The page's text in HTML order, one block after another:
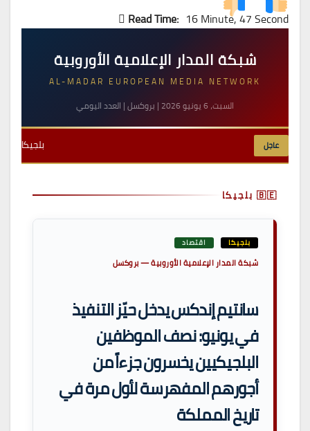
Read Time: 16 Minute, 47 Second
شبكة المدار الإعلامية الأوروبية
AL-MADAR EUROPEAN MEDIA NETWORK
السبت، 6 يونيو 2026 | بروكسل | العدد اليومي
عاجل
🇧🇪 بلجيكا
بلجيكا اقتصاد
شبكة المدار الإعلامية الأوروبية — بروكسل
سانتيم إندكس يدخل حيّز التنفيذ
في يونيو: نصف الموظفين
البلجيكيين يخسرون جزءاً من
أجورهم المفهرسة لأول مرة في
تاريخ المملكة